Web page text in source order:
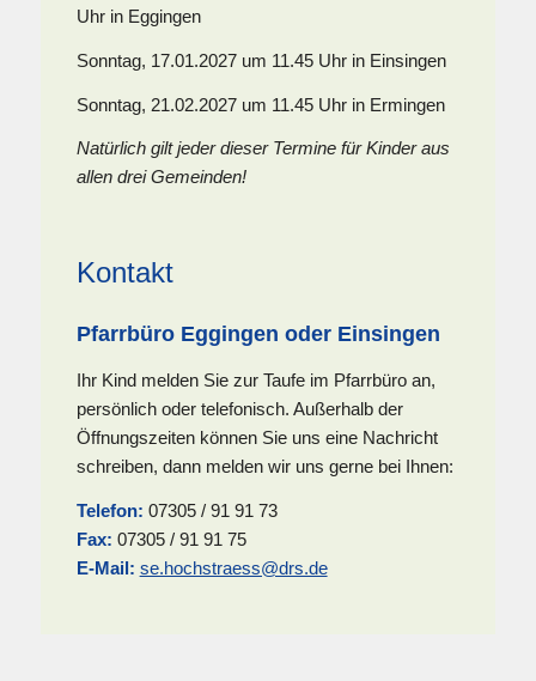
Uhr in Eggingen
Sonntag, 17.01.2027 um 11.45 Uhr in Einsingen
Sonntag, 21.02.2027 um 11.45 Uhr in Ermingen
Natürlich gilt jeder dieser Termine für Kinder aus
allen drei Gemeinden!
Kontakt
Pfarrbüro Eggingen oder Einsingen
Ihr Kind melden Sie zur Taufe im Pfarrbüro an,
persönlich oder telefonisch. Außerhalb der
Öffnungszeiten können Sie uns eine Nachricht
schreiben, dann melden wir uns gerne bei Ihnen:
Telefon: 07305 / 91 91 73
Fax: 07305 / 91 91 75
E-Mail: se.hochstraess@drs.de